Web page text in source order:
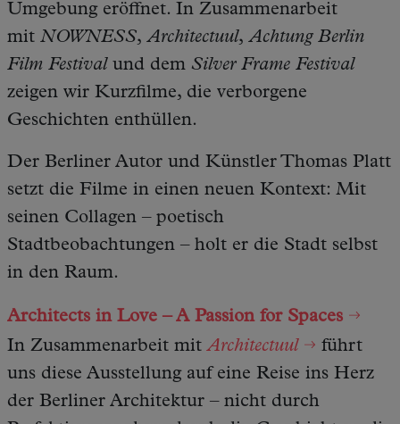
Umgebung eröffnet. In Zusammenarbeit
mit NOWNESS,Architectuul,Achtung Berlin
Film Festival und dem Silver Frame Festival
zeigen wir Kurzfilme, die verborgene
Geschichten enthüllen.
Der Berliner Autor und Künstler Thomas Platt
setzt die Filme in einen neuen Kontext: Mit
seinen Collagen – poetisch
Stadtbeobachtungen – holt er die Stadt selbst
in den Raum.
Architects in Love – A Passion for Spaces
In Zusammenarbeit mitArchitectuul
führt
uns diese Ausstellung auf eine Reise ins Herz
der Berliner Architektur – nicht durch